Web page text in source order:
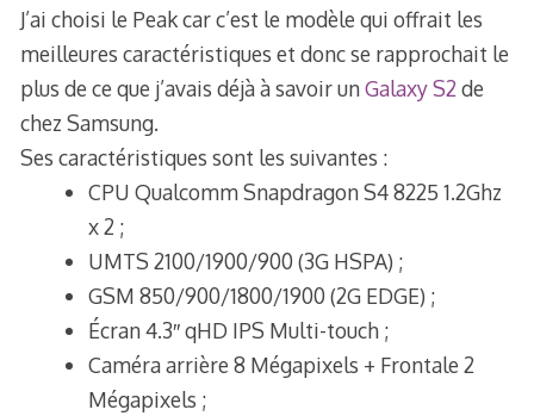
J’ai choisi le Peak car c’est le modèle qui offrait les
meilleures caractéristiques et donc se rapprochait le
plus de ce que j’avais déjà à savoir unGalaxy S2 de
chez Samsung.
Ses caractéristiques sont les suivantes :
CPU Qualcomm Snapdragon S4 8225 1.2Ghz
x 2 ;
UMTS 2100/1900/900 (3G HSPA) ;
GSM 850/900/1800/1900 (2G EDGE) ;
Écran 4.3″ qHD IPS Multi-touch ;
Caméra arrière 8 Mégapixels + Frontale 2
Mégapixels ;